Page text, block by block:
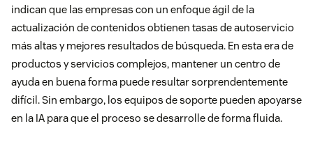
indican que las empresas con un enfoque ágil de la
actualización de contenidos obtienen tasas de autoservicio
más altas y mejores resultados de búsqueda. En esta era de
productos y servicios complejos, mantener un centro de
ayuda en buena forma puede resultar sorprendentemente
difícil. Sin embargo, los equipos de soporte pueden apoyarse
en la IA para que el proceso se desarrolle de forma fluida.